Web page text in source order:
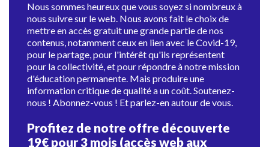
Nous sommes heureux que vous soyez si nombreux à
nous suivre sur le web. Nous avons fait le choix de
mettre en accès gratuit une grande partie de nos
contenus, notamment ceux en lien avec le Covid-19,
pour le partage, pour l'intérêt qu'ils représentent
pour la collectivité, et pour répondre à notre mission
d'éducation permanente. Mais produire une
information critique de qualité a un coût. Soutenez-
nous ! Abonnez-vous ! Et parlez-en autour de vous.
Profitez de notre offre découverte
19€ pour 3 mois (accès web aux